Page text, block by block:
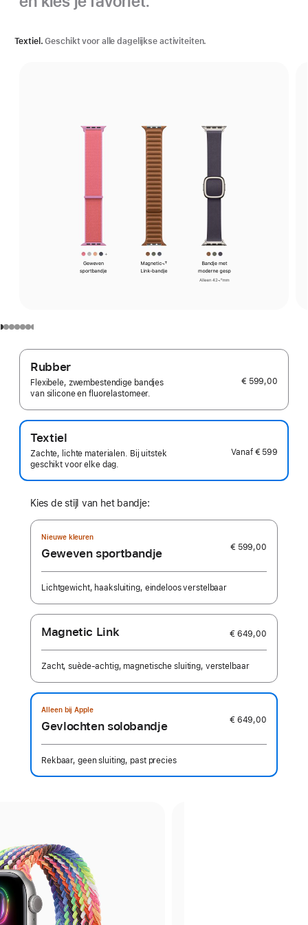
Textiel. Geschikt voor alle dagelijkse activiteiten.
Rubber
Flexibele, zwembestendige bandjes
van silicone en fluorelastomeer.
€ 599,00
Textiel
Zachte, lichte materialen. Bij uitstek
geschikt voor elke dag.
Vanaf € 599
Kies de stijl van het bandje:
Nieuwe kleuren
Geweven sportbandje € 599,00
Lichtgewicht, haaksluiting, eindeloos verstelbaar
Magnetic Link € 649,00
Zacht, suède-achtig, magnetische sluiting, verstelbaar
Alleen bij Apple
Gevlochten solobandje € 649,00
Rekbaar, geen sluiting, past precies